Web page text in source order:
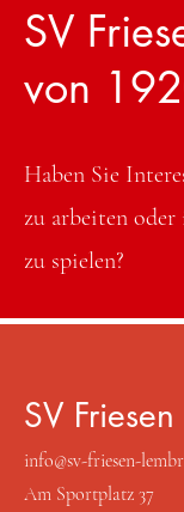
SV
von
Haben Sie
zu arbeiten oder
zu spielen?
Kontaktieren
SV
info@sv-friesen-
Am Sportplatz 37